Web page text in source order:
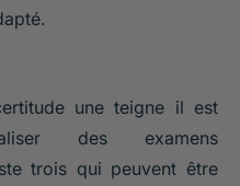
une teigne il est
des examens
trois qui peuvent être